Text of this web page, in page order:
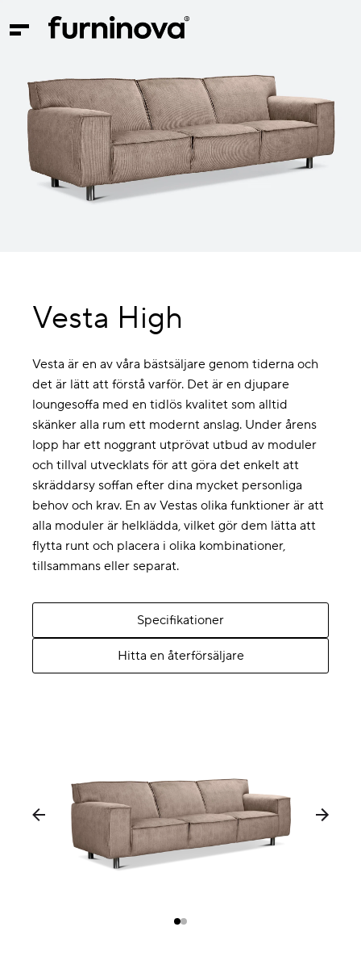
Vesta High
Vesta är en av våra bästsäljare genom tiderna och
det är lätt att förstå varför. Det är en djupare
loungesoffa med en tidlös kvalitet som alltid
skänker alla rum ett modernt anslag. Under årens
lopp har ett noggrant utprövat utbud av moduler
och tillval utvecklats för att göra det enkelt att
skräddarsy soffan efter dina mycket personliga
behov och krav. En av Vestas olika funktioner är att
alla moduler är helklädda, vilket gör dem lätta att
flytta runt och placera i olika kombinationer,
tillsammans eller separat.
Specifikationer
Hitta en återförsäljare